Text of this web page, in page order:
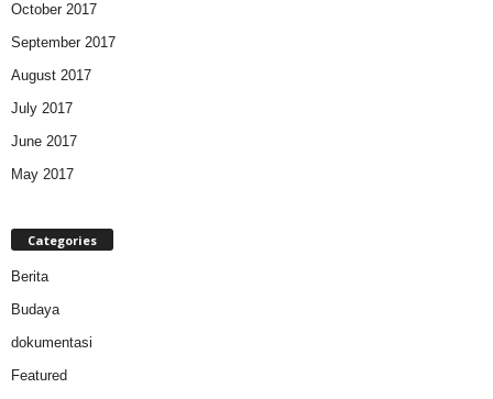
October 2017
September 2017
August 2017
July 2017
June 2017
May 2017
Categories
Berita
Budaya
dokumentasi
Featured